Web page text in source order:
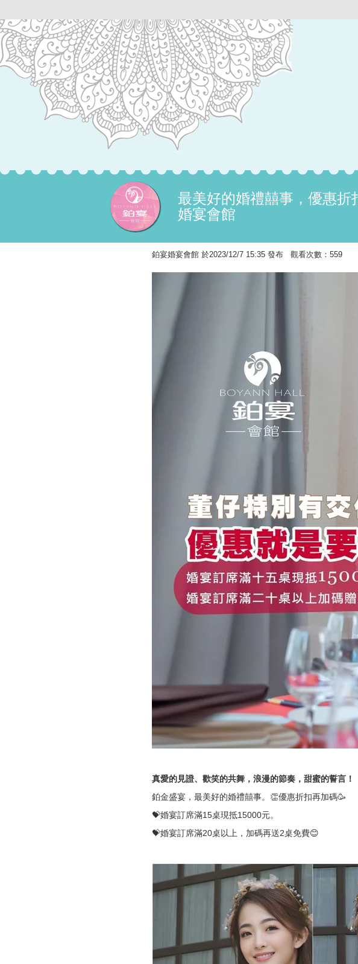
最美好的婚禮囍事，優惠
婚宴會館
鉑宴婚宴會館 於2023/12/7 15:35 發布 觀看次數：559
真愛的見證、歡笑的共舞，浪漫的節奏，甜蜜的誓言！
鉑金盛宴，最美好的婚禮囍事。👏優惠折扣再加碼🥳
💝婚宴訂席滿15桌現抵15000元。
💝婚宴訂席滿20桌以上，加碼再送2桌免費😊